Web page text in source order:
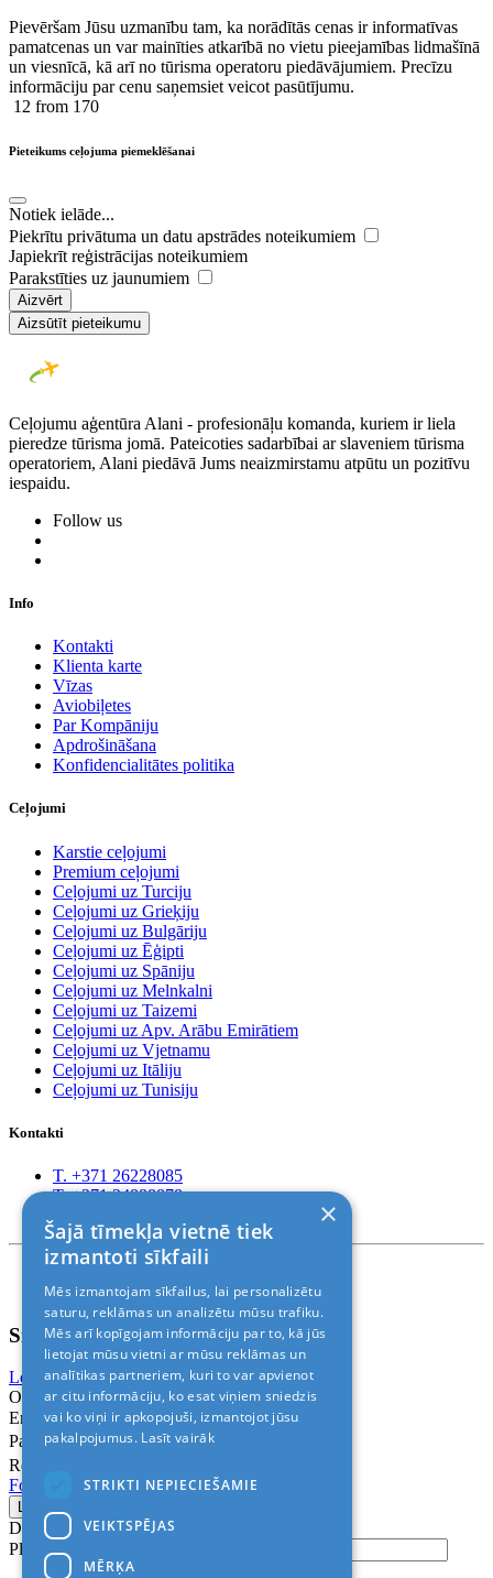
Pievēršam Jūsu uzmanību tam, ka norādītās cenas ir ​informatīvas ​
pamatcenas un var mainīties atkarībā ​no ​vietu pieejamības lidmašīnā
un viesnīcā, kā arī no tūrisma operatoru piedāvājumiem. Precīzu
informāciju par cenu saņemsiet veicot pasūtījumu.
12 from 170
Pieteikums ceļojuma piemeklēšanai
Notiek ielāde...
Piekrītu privātuma un datu apstrādes noteikumiem
Japiekrīt reģistrācijas noteikumiem
Parakstīties uz jaunumiem
Aizvērt
Aizsūtīt pieteikumu
Ceļojumu aģentūra Alani - profesionāļu komanda, kuriem ir liela
pieredze tūrisma jomā. Pateicoties sadarbībai ar slaveniem tūrisma
operatoriem, Alani piedāvā Jums neaizmirstamu atpūtu un pozitīvu
iespaidu.
Follow us
Info
Kontakti
Klienta karte
Vīzas
Aviobiļetes
Par Kompāniju
Apdrošināšana
Konfidencialitātes politika
Ceļojumi
Karstie ceļojumi
Premium ceļojumi
Ceļojumi uz Turciju
Ceļojumi uz Grieķiju
Ceļojumi uz Bulgāriju
Ceļojumi uz Ēģipti
Ceļojumi uz Spāniju
Ceļojumi uz Melnkalni
Ceļojumi uz Taizemi
Ceļojumi uz Apv. Arābu Emirātiem
Ceļojumi uz Vjetnamu
Ceļojumi uz Itāliju
Ceļojumi uz Tunisiju
Kontakti
T. +371 26228085
T. +371 24888878
© 2011-2026> «ALANI SIA»
Sign In
Login with Facebook Login with Google
Or
Email
Password
Remember me
Forgot Password?
Don’t have an account?
Please confirm login email below
×
Šajā tīmekļa vietnē tiek
izmantoti sīkfaili
Mēs izmantojam sīkfailus, lai personalizētu
saturu, reklāmas un analizētu mūsu trafiku.
Mēs arī kopīgojam informāciju par to, kā jūs
lietojat mūsu vietni ar mūsu reklāmas un
analītikas partneriem, kuri to var apvienot
ar citu informāciju, ko esat viņiem sniedzis
vai ko viņi ir apkopojuši, izmantojot jūsu
pakalpojumus. Lasīt vairāk
STRIKTI NEPIECIEŠAMIE
VEIKTSPĒJAS
MĒRĶA